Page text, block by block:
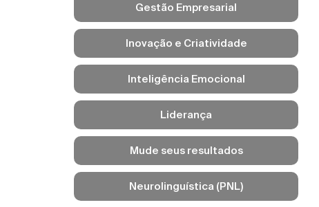
Gestão Empresarial
Inovação e Criatividade
Inteligência Emocional
Liderança
Mude seus resultados
Neurolinguística (PNL)